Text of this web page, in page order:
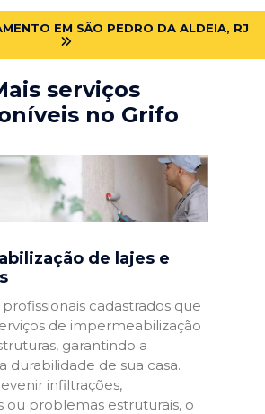
EM SÃO PEDRO DA ALDEIA, RJ
serviços
no Grifo
de lajes e
cadastrados que
de impermeabilização
garantindo a
durabilidade de sua casa.
infiltrações,
ou problemas estruturais, o